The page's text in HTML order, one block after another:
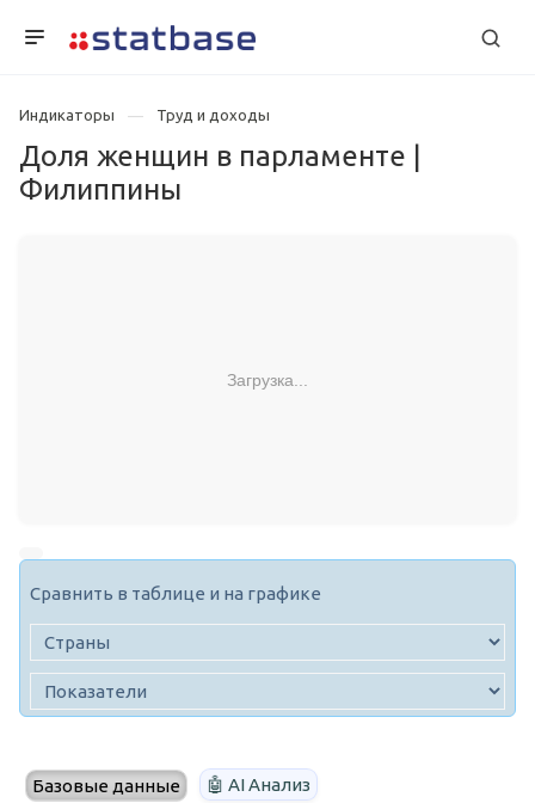
Индикаторы Труд и доходы
Доля женщин в парламенте |
Филиппины
Загрузка...
Сравнить в таблице и на графике
Базовые данные 🤖 AI Анализ